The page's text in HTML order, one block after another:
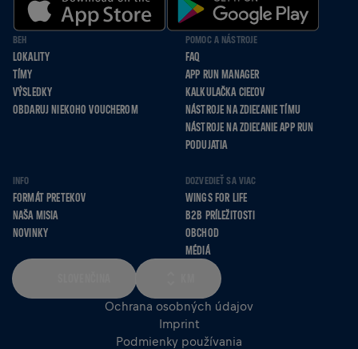
BEH
LOKALITY
TÍMY
VÝSLEDKY
OBDARUJ NIEKOHO VOUCHEROM
POMOC A NÁSTROJE
FAQ
APP RUN MANAGER
KALKULAČKA CIEĽOV
NÁSTROJE NA ZDIEĽANIE TÍMU
NÁSTROJE NA ZDIEĽANIE APP RUN
PODUJATIA
INFO
FORMÁT PRETEKOV
NAŠA MISIA
NOVINKY
DOZVEDIEŤ SA VIAC
WINGS FOR LIFE
B2B PRÍLEŽITOSTI
OBCHOD
MÉDIÁ
Ochrana osobných údajov
Imprint
Podmienky používania